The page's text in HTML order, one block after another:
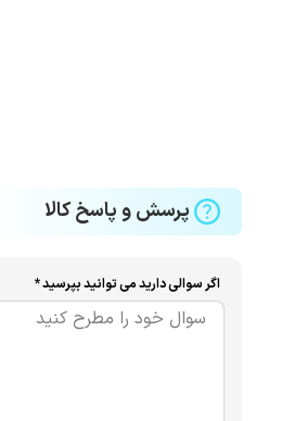
پرسش و پاسخ کالا
اگر سوالی دارید می توانید بپرسید *